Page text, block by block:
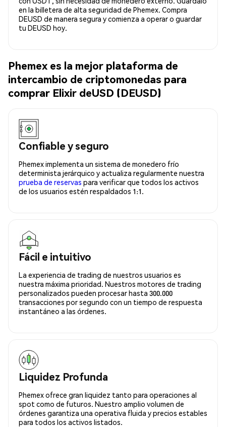
en la billetera de alta seguridad de Phemex. Compra
DEUSD de manera segura y comienza a operar o guardar
tu DEUSD hoy.
Phemex es la mejor plataforma de
intercambio de criptomonedas para
comprar Elixir deUSD (DEUSD)
Confiable y seguro
Phemex implementa un sistema de monedero frío
determinista jerárquico y actualiza regularmente nuestra
prueba de reservas para verificar que todos los activos
de los usuarios estén respaldados 1:1.
Fácil e intuitivo
La experiencia de trading de nuestros usuarios es
nuestra máxima prioridad. Nuestros motores de trading
personalizados pueden procesar hasta 300.000
transacciones por segundo con un tiempo de respuesta
instantáneo a las órdenes.
Liquidez Profunda
Phemex ofrece gran liquidez tanto para operaciones al
spot como de futuros. Nuestro amplio volumen de
órdenes garantiza una operativa fluida y precios estables
para todos los activos listados.